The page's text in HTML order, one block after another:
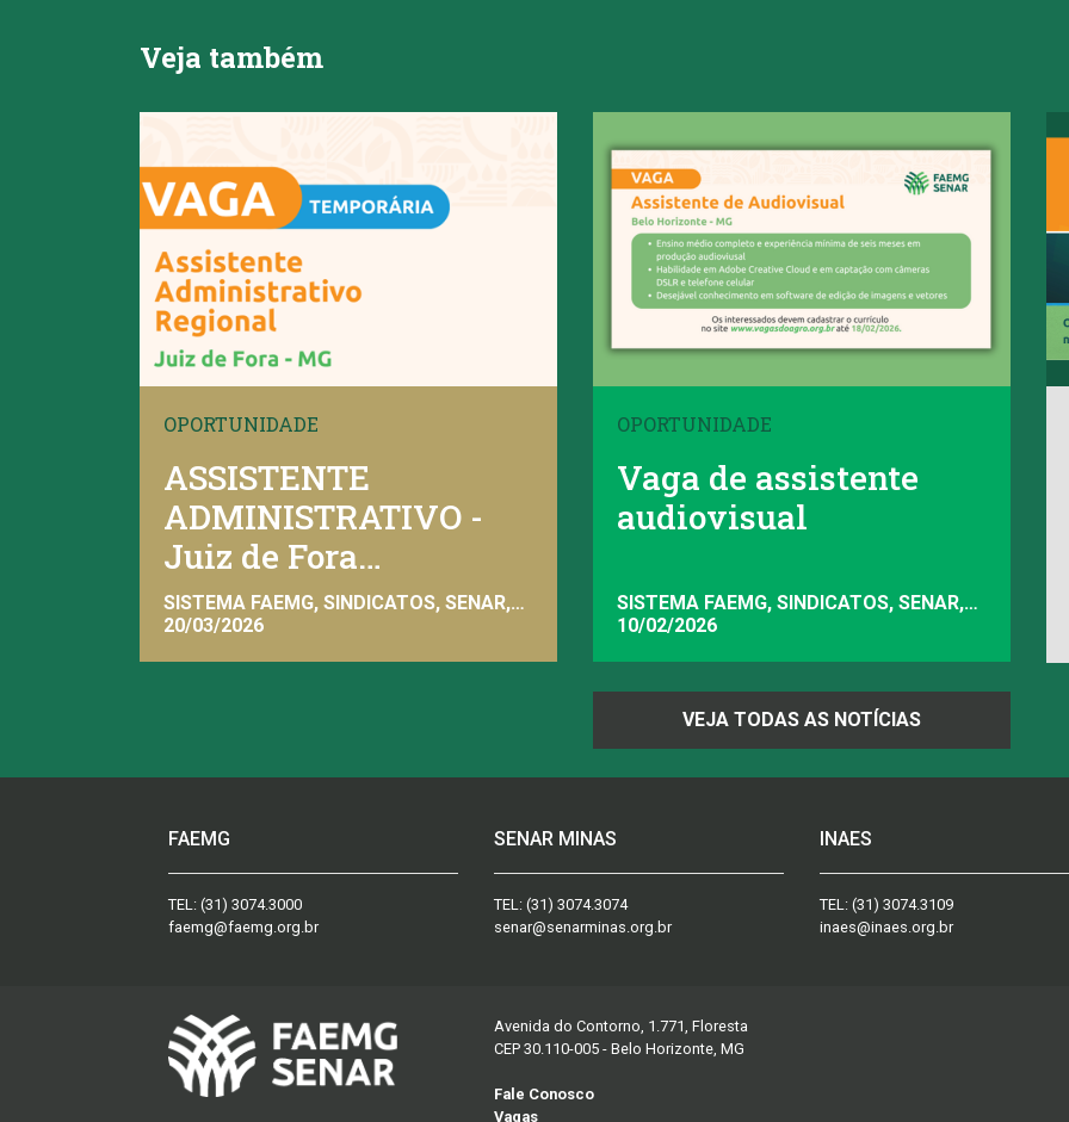
Veja também
OPORTUNIDADE
ASSISTENTE
ADMINISTRATIVO -
Juiz de Fora
[Temporário]
SISTEMA FAEMG, SINDICATOS, SENAR,
INAES, FAEMG
20/03/2026
OPORTUNIDADE
Vaga de assistente
audiovisual
SISTEMA FAEMG, SINDICATOS, SENAR,
INAES, FAEMG
10/02/2026
VEJA TODAS AS NOTÍCIAS
FAEMG
TEL: (31) 3074.3000
faemg@faemg.org.br
SENAR MINAS
TEL: (31) 3074.3074
senar@senarminas.org.br
INAES
TEL: (31) 3074.3109
inaes@inaes.org.br
Avenida do Contorno, 1.771, Floresta
CEP 30.110-005 - Belo Horizonte, MG
Fale Conosco
Vagas